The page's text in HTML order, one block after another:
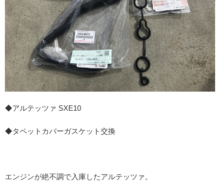
◆アルテッツァ SXE10
◆タペットカバーガスケット交換
エンジンが絶不調で入庫したアルテッツァ。